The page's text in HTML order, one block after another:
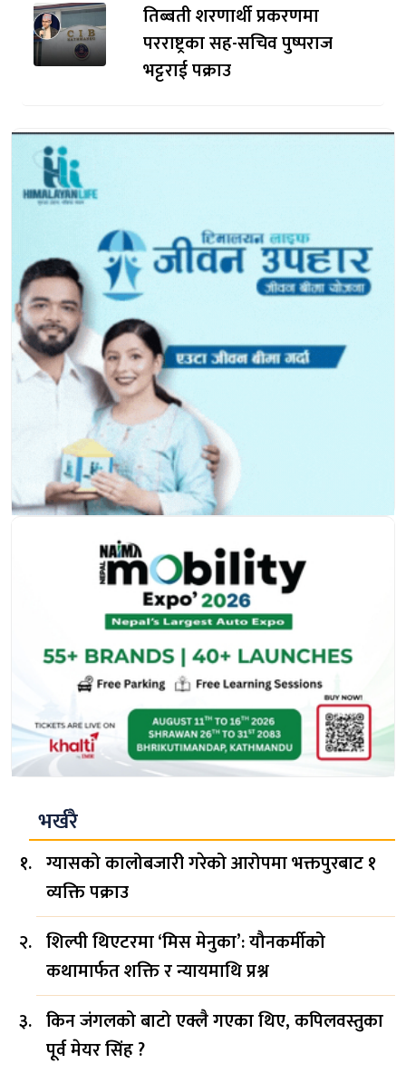
तिब्बती शरणार्थी प्रकरणमा
परराष्ट्रका सह-सचिव पुष्पराज
भट्टराई पक्राउ
भर्खरै
ग्यासको कालोबजारी गरेको आरोपमा भक्तपुरबाट १
व्यक्ति पक्राउ
शिल्पी थिएटरमा ‘मिस मेनुका’: यौनकर्मीको
कथामार्फत शक्ति र न्यायमाथि प्रश्न
किन जंगलको बाटो एक्लै गएका थिए, कपिलवस्तुका
पूर्व मेयर सिंह ?